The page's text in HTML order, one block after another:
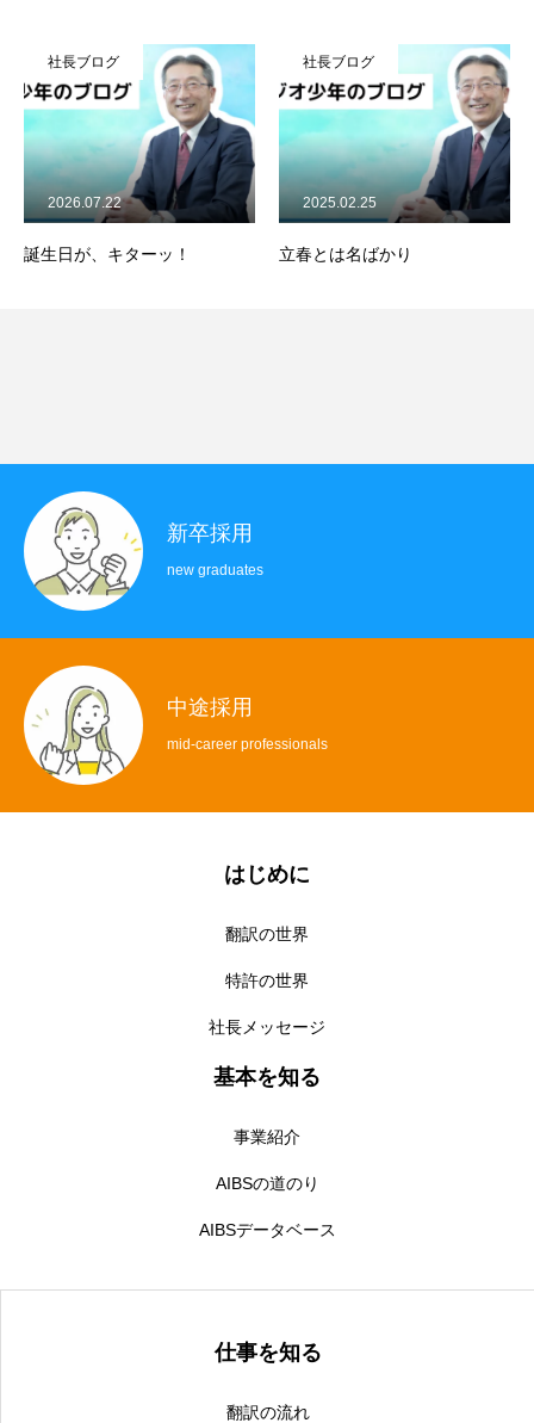
人を知る
配属決定までの道のり
採用情報
社長ブログ 元ラジオ少年のブログ
社長ブログ
誕生日が、キターッ！
2026.07.22
社長ブログ
立春とは名ばかり
2025.02.25
新卒採用
new graduates
中途採用
mid-career professionals
はじめに
翻訳の世界
特許の世界
社長メッセージ
基本を知る
事業紹介
AIBSの道のり
AIBSデータベース
仕事を知る
翻訳の流れ